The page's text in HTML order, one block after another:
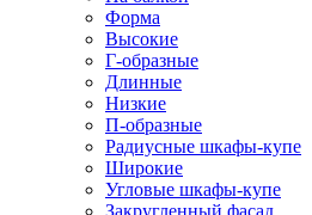
Форма
Высокие
Г-образные
Длинные
Низкие
П-образные
Радиусные шкафы-купе
Широкие
Угловые шкафы-купе
Закругленный фасад